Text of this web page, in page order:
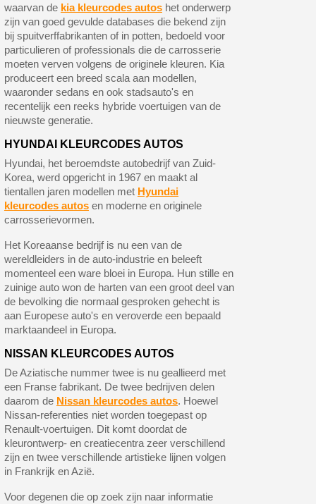
waarvan de kia kleurcodes autoshet onderwerp
zijn van goed gevulde databases die bekend zijn
bij spuitverffabrikanten of in potten, bedoeld voor
particulieren of professionals die de carrosserie
moeten verven volgens de originele kleuren. Kia
produceert een breed scala aan modellen,
waaronder sedans en ook stadsauto's en
recentelijk een reeks hybride voertuigen van de
nieuwste generatie.
HYUNDAI KLEURCODES AUTOS
Hyundai, het beroemdste autobedrijf van Zuid-
Korea, werd opgericht in 1967 en maakt al
tientallen jaren modellen met Hyundai
kleurcodes autosen moderne en originele
carrosserievormen.
Het Koreaanse bedrijf is nu een van de
wereldleiders in de auto-industrie en beleeft
momenteel een ware bloei in Europa. Hun stille en
zuinige auto won de harten van een groot deel van
de bevolking die normaal gesproken gehecht is
aan Europese auto's en veroverde een bepaald
marktaandeel in Europa.
NISSAN KLEURCODES AUTOS
De Aziatische nummer twee is nu geallieerd met
een Franse fabrikant. De twee bedrijven delen
daarom de Nissan kleurcodes autos. Hoewel
Nissan-referenties niet worden toegepast op
Renault-voertuigen. Dit komt doordat de
kleurontwerp- en creatiecentra zeer verschillend
zijn en twee verschillende artistieke lijnen volgen
in Frankrijk en Azië.
Voor degenen die op zoek zijn naar informatie